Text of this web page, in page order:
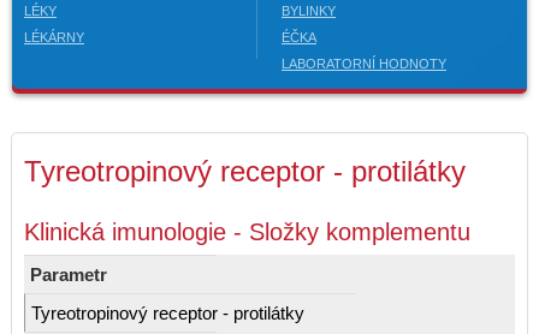
LÉKY
LÉKÁRNY
BYLINKY
ÉČKA
LABORATORNÍ HODNOTY
Tyreotropinový receptor - protilátky
Klinická imunologie - Složky komplementu
Parametr
Tyreotropinový receptor - protilátky